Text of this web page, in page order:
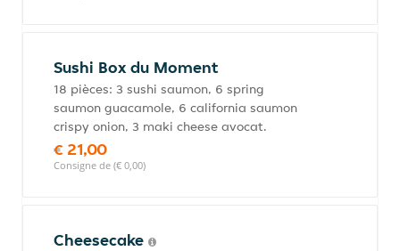
Sushi Box du Moment
18 pièces: 3 sushi saumon, 6 spring
saumon guacamole, 6 california saumon
crispy onion, 3 maki cheese avocat.
€ 21,00
Consigne de (€ 0,00)
Cheesecake